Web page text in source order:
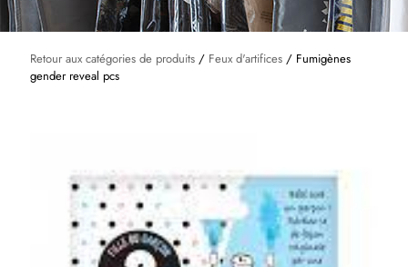
Retour aux catégories de produits / Feux d'artifices / Fumigènes
gender reveal pcs